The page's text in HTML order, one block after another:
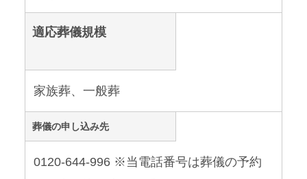
適応葬儀規模
家族葬、一般葬
葬儀の申し込み先
0120-644-996 ※当電話番号は葬儀の予約